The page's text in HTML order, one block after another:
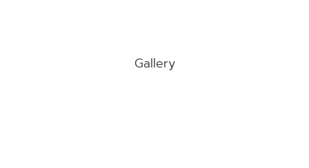
Gallery